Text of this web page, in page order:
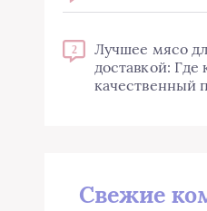
2
Лучшее мясо
доставкой: Где
качественный
Свежие